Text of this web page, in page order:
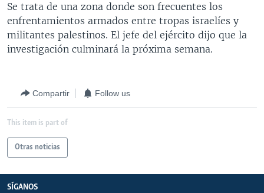
FORO [RADIO]
DEPORTIVO INTERNACIONAL
NOTA ECONÓMICA
Idiomas
Se trata de una zona donde son frecuentes los
enfrentamientos armados entre tropas israelíes y
militantes palestinos. El jefe del ejército dijo que la
investigación culminará la próxima semana.
Compartir Follow us
This item is part of
Otras noticias
SÍGANOS